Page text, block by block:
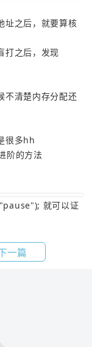
址之后，就要算核
打之后，发现
不清楚内存分配还
很多hh
阶的方法
就可以证
一篇